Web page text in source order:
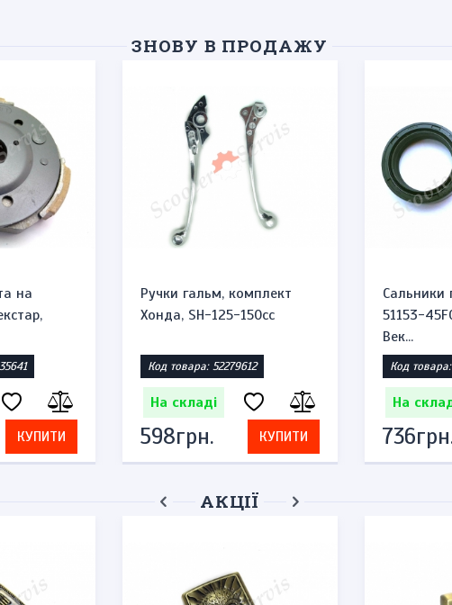
ЗНОВУ В ПРОДАЖУ
на
КУПИТИ
Ручки гальм, комплект
Хонда, SH-125-150cc
Код товара: 52279612
На складі
598грн. КУПИТИ
Сальники
51153-
Век...
Код
На
АКЦІЇ